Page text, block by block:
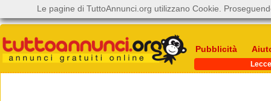
Pubblicità
Lecce
Le pagine di TuttoAnnunci.org utilizzano Cookie.